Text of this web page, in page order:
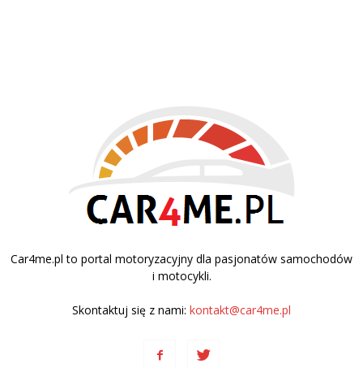
Car4me.pl to portal motoryzacyjny dla pasjonatów samochodów
i motocykli.
Skontaktuj się z nami: kontakt@car4me.pl